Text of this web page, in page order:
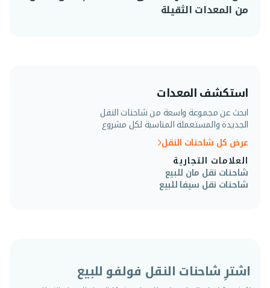
من المعدات الثقيلة
استكشف المعدات
ابحث عن مجموعة واسعة من شاحنات النقل
الجديدة والمستعملة المناسبة لكل مشروع
عرض كل شاحنات النقل
العلامات التجارية
شاحنات نقل مان للبيع
شاحنات نقل سيفا للبيع
اشترِ شاحنات النقل فولفو للبيع